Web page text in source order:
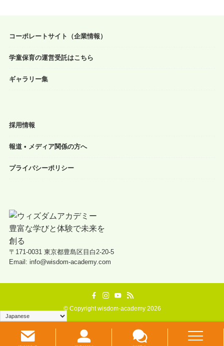
コーポレートサイト（企業情報）
学童保育の運営受託はこちら
ギャラリー集
採用情報
報道 • メディア関係の方へ
プライバシーポリシー
〒171-0031 東京都豊島区目白2-20-5
Email: info@wisdom-academy.com
©Copyright wisdom-academy 2026